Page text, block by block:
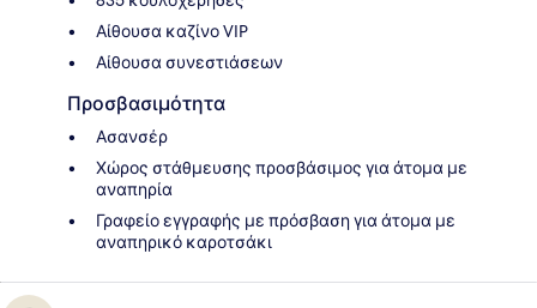
Αίθουσα καζίνο VIP
Αίθουσα συνεστιάσεων
Προσβασιμότητα
Ασανσέρ
Χώρος στάθμευσης προσβάσιμος για άτομα με
αναπηρία
Γραφείο εγγραφής με πρόσβαση για άτομα με
αναπηρικό καροτσάκι